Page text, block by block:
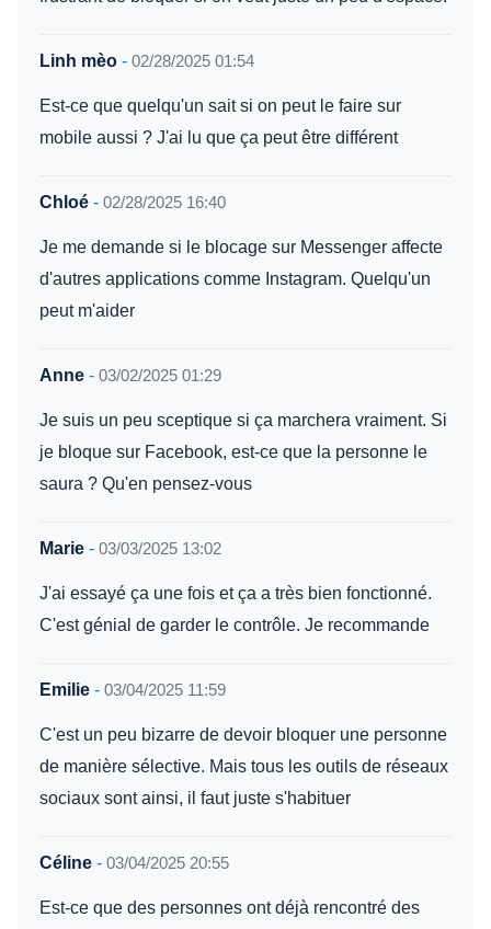
Linh mèo - 02/28/2025 01:54
Est-ce que quelqu'un sait si on peut le faire sur
mobile aussi ? J'ai lu que ça peut être différent
Chloé - 02/28/2025 16:40
Je me demande si le blocage sur Messenger affecte
d'autres applications comme Instagram. Quelqu'un
peut m'aider
Anne - 03/02/2025 01:29
Je suis un peu sceptique si ça marchera vraiment. Si
je bloque sur Facebook, est-ce que la personne le
saura ? Qu'en pensez-vous
Marie - 03/03/2025 13:02
J'ai essayé ça une fois et ça a très bien fonctionné.
C'est génial de garder le contrôle. Je recommande
Emilie - 03/04/2025 11:59
C'est un peu bizarre de devoir bloquer une personne
de manière sélective. Mais tous les outils de réseaux
sociaux sont ainsi, il faut juste s'habituer
Céline - 03/04/2025 20:55
Est-ce que des personnes ont déjà rencontré des